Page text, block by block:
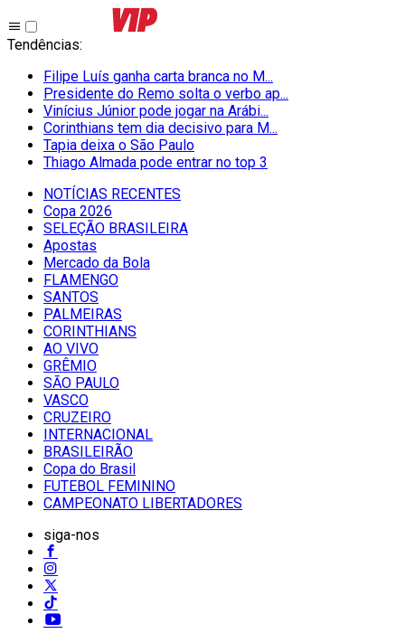
Tendências:
Filipe Luís ganha carta branca no M...
Presidente do Remo solta o verbo ap...
Vinícius Júnior pode jogar na Arábi...
Corinthians tem dia decisivo para M...
Tapia deixa o São Paulo
Thiago Almada pode entrar no top 3
NOTÍCIAS RECENTES
Copa 2026
SELEÇÃO BRASILEIRA
Apostas
Mercado da Bola
FLAMENGO
SANTOS
PALMEIRAS
CORINTHIANS
AO VIVO
GRÊMIO
SĀO PAULO
VASCO
CRUZEIRO
INTERNACIONAL
BRASILEIRÃO
Copa do Brasil
FUTEBOL FEMININO
CAMPEONATO LIBERTADORES
siga-nos